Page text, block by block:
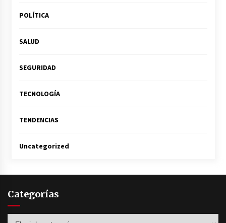
POLÍTICA
SALUD
SEGURIDAD
TECNOLOGÍA
TENDENCIAS
Uncategorized
Categorías